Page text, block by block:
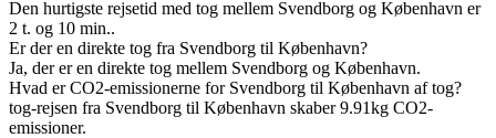
Den hurtigste rejsetid med tog mellem Svendborg og København er
2 t. og 10 min..
Er der en direkte tog fra Svendborg til København?
Ja, der er en direkte tog mellem Svendborg og København.
Hvad er CO2-emissionerne for Svendborg til København af tog?
tog-rejsen fra Svendborg til København skaber 9.91kg CO2-
emissioner.